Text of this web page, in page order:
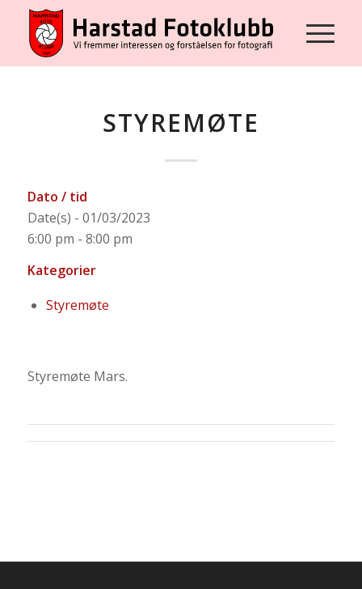
STYREMØTE
Dato / tid
Date(s) - 01/03/2023
6:00 pm - 8:00 pm
Kategorier
Styremøte
Styremøte Mars.